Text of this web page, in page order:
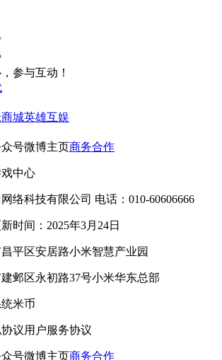
参与互动！
城英雄互娱
号微博主页商务合作
中心
络科技有限公司 电话：010-60606666
时间：2025年3月24日
平区安居路小米智慧产业园
邺区永初路37号小米华东总部
米币
议用户服务协议
号微博主页商务合作